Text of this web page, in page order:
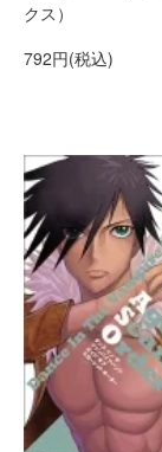
クス）
792円(税込)